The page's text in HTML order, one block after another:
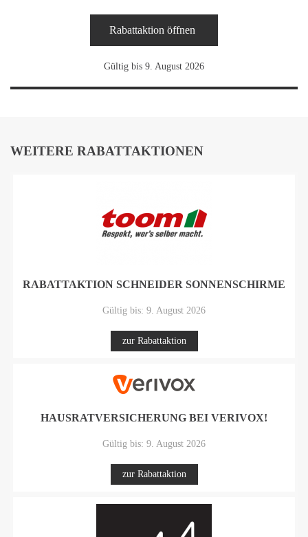
Rabattaktion öffnen
Gültig bis 9. August 2026
WEITERE RABATTAKTIONEN
RABATTAKTION SCHNEIDER SONNENSCHIRME
Gültig bis: 9. August 2026
zur Rabattaktion
HAUSRATVERSICHERUNG BEI VERIVOX!
Gültig bis: 9. August 2026
zur Rabattaktion